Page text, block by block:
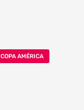
COPA AMÉRICA